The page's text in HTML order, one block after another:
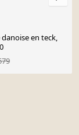
en teck,